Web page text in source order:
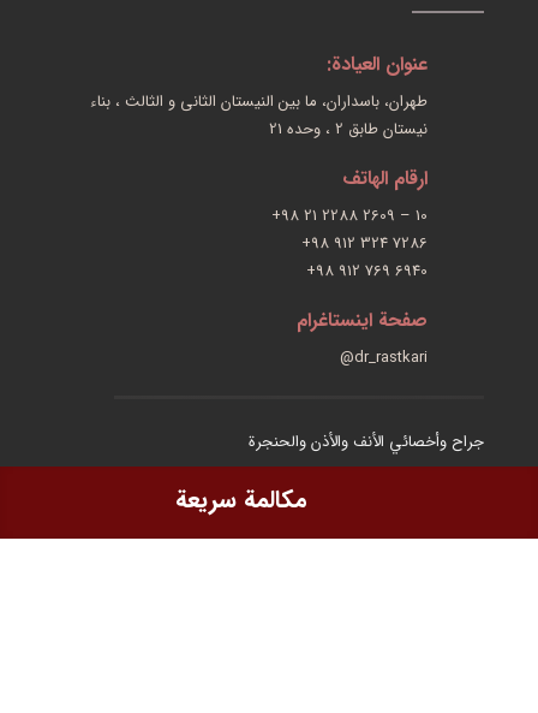
عنوان العیادة:
طهران، باسداران، ما بین النیستان الثانی و الثالث ، بناء
نیستان طابق 2 ، وحده 21
ارقام الهاتف
+98 21 2288 2609 – 10
+98 912 324 7286
+98 912 769 6940
صفحة اینستاغرام
@dr_rastkari
جراح وأخصائي الأنف والأذن والحنجرة
مكالمة سريعة